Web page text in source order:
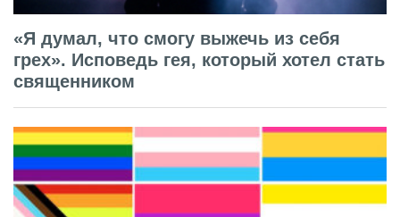
«Я думал, что смогу выжечь из себя
грех». Исповедь гея, который хотел стать
священником